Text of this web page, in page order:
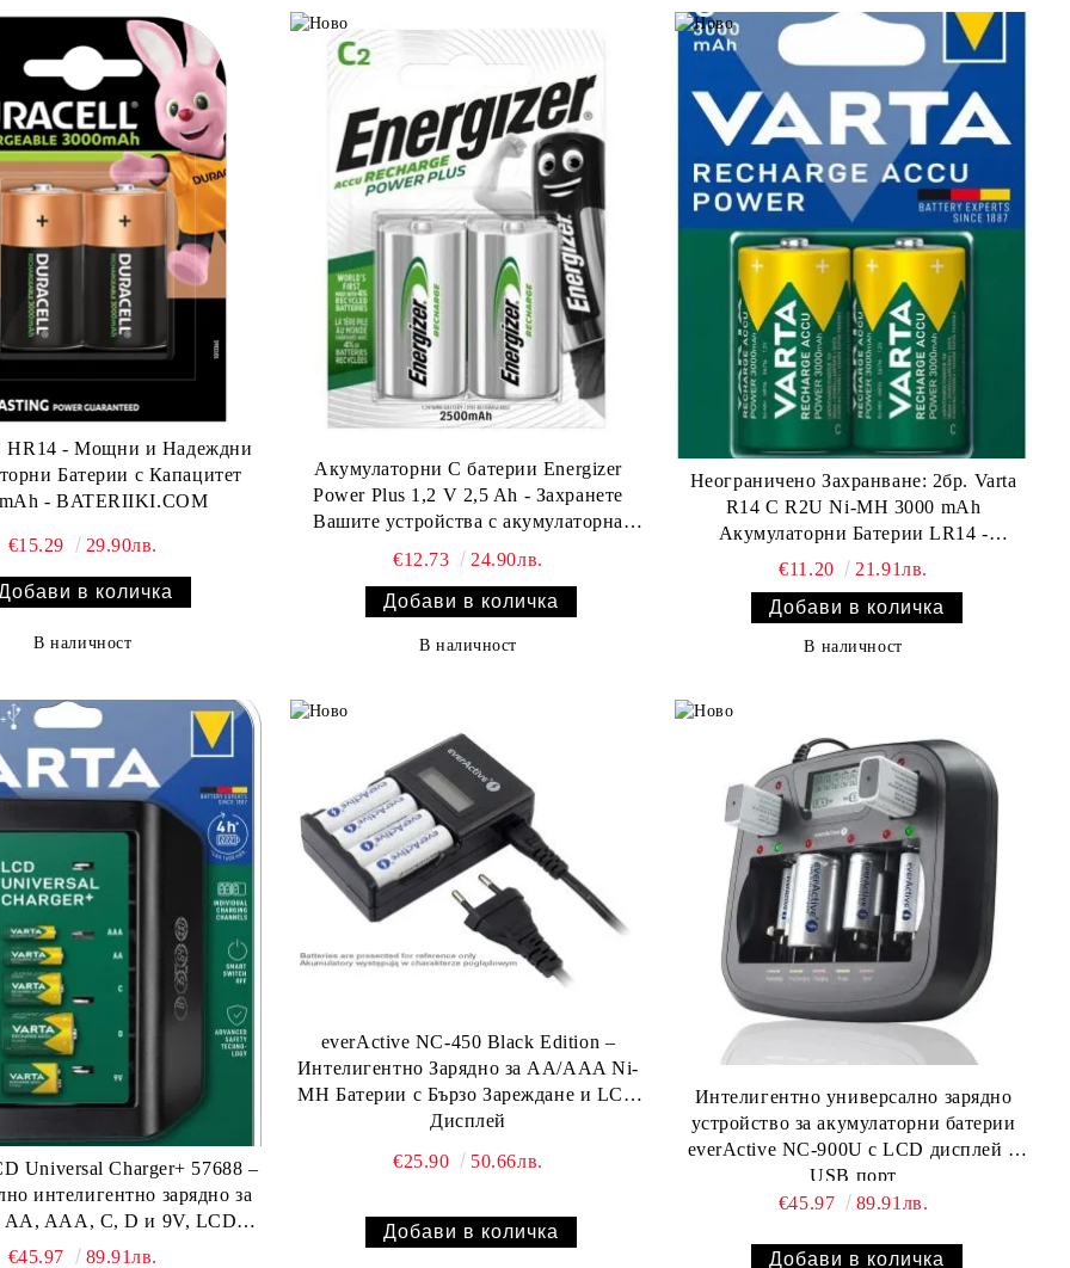
HR14 - Мощни и Надеждни
Батерии с Капацитет
- BATERIIKI.COM
€15.29 29.90лв.
В наличност
Акумулаторни C батерии Energizer
Power Plus 1,2 V 2,5 Ah - Захранете
Вашите устройства с акумулаторна
енергия в опаковка от 2 бр.
BATERIIKI.COM
€12.73 24.90лв.
В наличност
Неограничено Захранване: 2бр. Varta
R14 C R2U Ni-MH 3000 mAh
Акумулаторни Батерии LR14 -
Издържайте Повече с BATERIIKI.COM
€11.20 21.91лв.
В наличност
Universal Charger+ 57688 –
интелигентно зарядно за
AA, AAA, C, D и 9V, LCD
бързо зареждане
€45.97
89.91лв.
everActive NC-450 Black Edition –
Интелигентно Зарядно за AA/AAA Ni-
MH Батерии с Бързо Зареждане и LCD
Дисплей
€25.90 50.66лв.
Интелигентно универсално зарядно
устройство за акумулаторни батерии
everActive NC-900U с LCD дисплей и
USB порт
€45.97
89.91лв.